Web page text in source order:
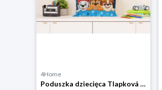
4Home
Poduszka dziecięca Tlapková Patrola, 40 x 40 cm 4-Home